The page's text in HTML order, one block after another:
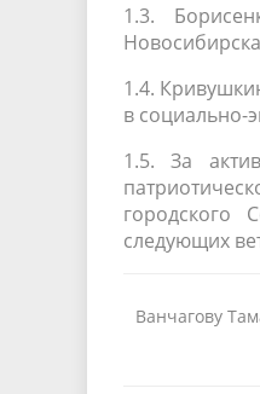
1.3.
1.4.
в социально-
1.5. За
городского
следующих
Ванчагову